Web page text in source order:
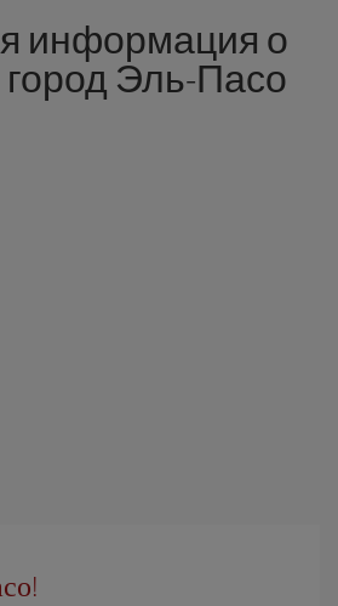
информация о
город Эль-Пасо